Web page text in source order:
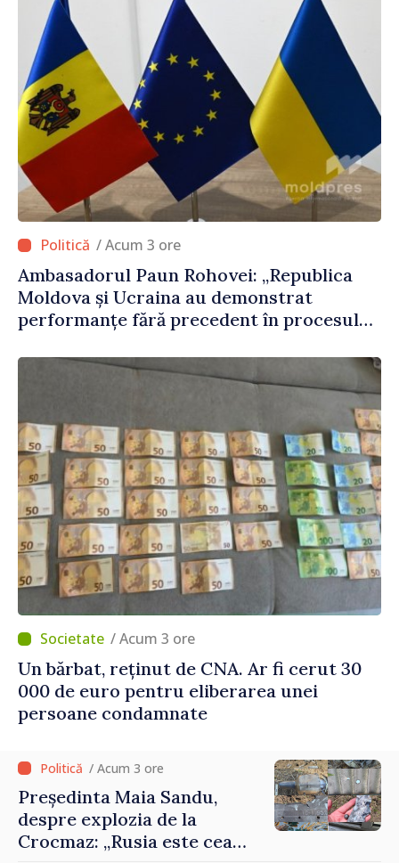
/ Acum 3 ore
Ambasadorul Paun Rohovei: „Republica
Moldova și Ucraina au demonstrat
performanțe fără precedent în procesul
/ Acum 3 ore
Un bărbat, reținut de CNA. Ar fi cerut 30
000 de euro pentru eliberarea unei
persoane condamnate
/ Acum 3 ore
Președinta Maia Sandu,
despre explozia de la
Crocmaz: „Rusia este cea